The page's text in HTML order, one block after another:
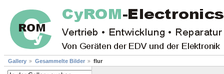
Gallery Gesammelte Bilder flur